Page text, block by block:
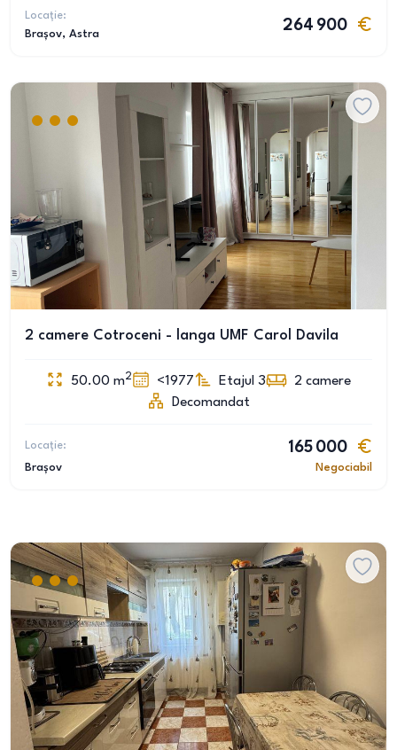
Locație:
Brașov, Astra
264 900
2 camere Cotroceni - langa UMF Carol Davila
50.00 m2 <1977 Etajul 3 2 camere
Decomandat
Locație:
Brașov
165 000
Negociabil